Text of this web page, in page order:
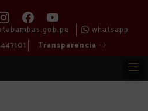
whatsapp
Transparencia